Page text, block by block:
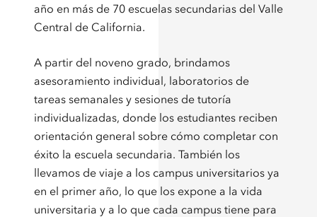
año en más de 70 escuelas secundarias del Valle
Central de California.
A partir del noveno grado, brindamos
asesoramiento individual, laboratorios de
tareas semanales y sesiones de tutoría
individualizadas, donde los estudiantes reciben
orientación general sobre cómo completar con
éxito la escuela secundaria. También los
llevamos de viaje a los campus universitarios ya
en el primer año, lo que los expone a la vida
universitaria y a lo que cada campus tiene para